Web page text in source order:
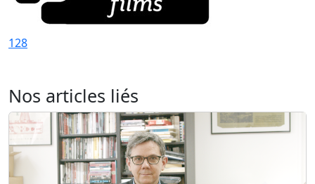
128
Nos articles liés